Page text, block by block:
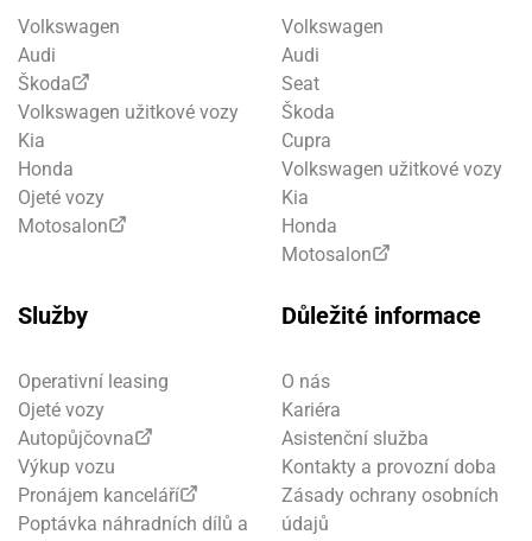
Volkswagen
Audi
Škoda
Volkswagen užitkové vozy
Kia
Honda
Ojeté vozy
Motosalon
Volkswagen
Audi
Seat
Škoda
Cupra
Volkswagen užitkové vozy
Kia
Honda
Motosalon
Služby
Operativní leasing
Ojeté vozy
Autopůjčovna
Výkup vozu
Pronájem kanceláří
Poptávka náhradních dílů a
Důležité informace
O nás
Kariéra
Asistenční služba
Kontakty a provozní doba
Zásady ochrany osobních
údajů